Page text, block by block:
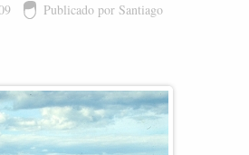
Publicado por Santiago